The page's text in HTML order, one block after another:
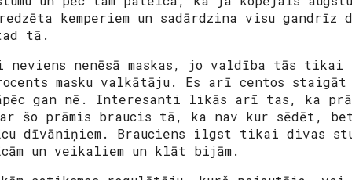
kemperiem un sadārdzina visu
tā.
nenēsā maskas, jo valdība tās tikai
masku valkātāju. Es arī centos staigāt
gan nē. Interesanti likās arī tas, ka
ar šo prāmis braucis tā, ka nav kur sēdēt,
dīvāniņiem. Brauciens ilgst tikai divas
un veikaliem un klāt bijām.